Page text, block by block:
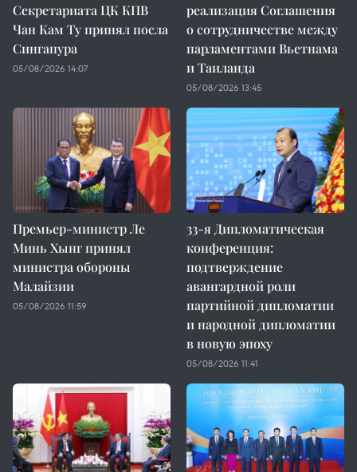
Секретариата ЦК КПВ
Чан Кам Ту принял посла
Сингапура
05/08/2026 14:07
реализация Соглашения
о сотрудничестве между
парламентами Вьетнама
и Таиланда
05/08/2026 13:45
Премьер-министр Ле
Минь Хынг принял
министра обороны
Малайзии
05/08/2026 11:59
33-я Дипломатическая
конференция:
подтверждение
авангардной роли
партийной дипломатии
и народной дипломатии
в новую эпоху
05/08/2026 11:41